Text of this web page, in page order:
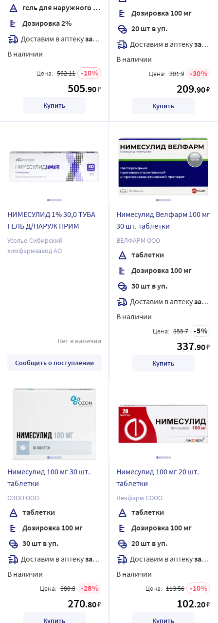
фармацевтический завод, ЗАО
гель для наружного применения
Дозировка 2%
Доставим в аптекузавтра
В наличии
Цена: 562.11 10
505.90₽
Купить
Дозировка 100 мг
20 шт в уп.
Доставим в аптекузавтра
В наличии
Цена: 301.9 30
209.90₽
Купить
НИМЕСУЛИД 1% 30,0 ТУБА
ГЕЛЬ Д/НАРУЖ ПРИМ
Усолье-Сибирский
химфармзавод АО
Нет в наличии
Сообщить о поступлении
Нимесулид Велфарм 100 мг
30 шт. таблетки
ВЕЛФАРМ ООО
таблетки
Дозировка 100 мг
30 шт в уп.
Доставим в аптекузавтра
В наличии
Цена: 355.7 5
337.90₽
Купить
Нимесулид 100 мг 30 шт.
таблетки
ОЗОН ООО
таблетки
Дозировка 100 мг
30 шт в уп.
Доставим в аптекузавтра
В наличии
Цена: 380.8 28
270.80₽
Купить
Нимесулид 100 мг 20 шт.
таблетки
Лекфарм СООО
таблетки
Дозировка 100 мг
20 шт в уп.
Доставим в аптекузавтра
В наличии
Цена: 113.56 10
102.20₽
Купить